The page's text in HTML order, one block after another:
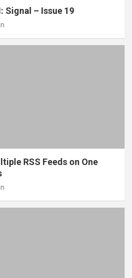
Signal – Issue 19
RSS Feeds on One